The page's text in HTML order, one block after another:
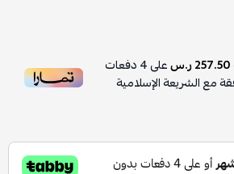
257.50 ر.س على4دفعات
مع الشريعة الإسلامية